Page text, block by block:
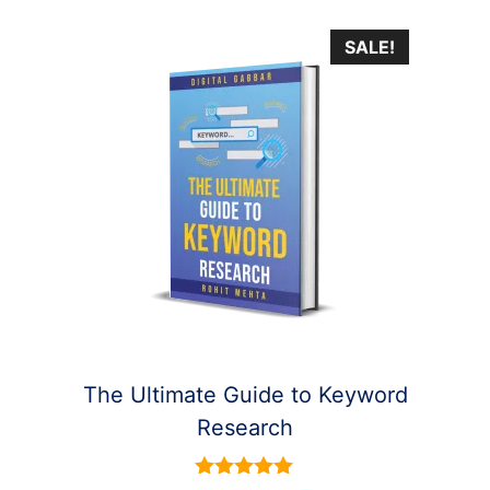
SALE!
The Ultimate Guide to Keyword
Research